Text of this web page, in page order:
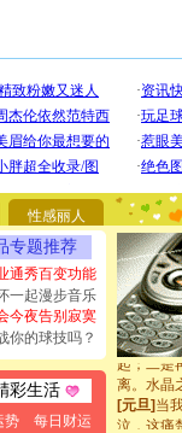
性感丽人
专题推荐
通秀百变功能
一起漫步音乐
今夜告别寂寞
你的球技吗？
彩生活
势
每日财运
[圣诞节]
你太多
要平安
[圣诞节]
能正大光
都要快乐
[圣诞节]
如意,快
[元旦]看
断电。爱
你是我专
[元旦]如
起；二是
离。水晶
[元旦]当
泣，这痛